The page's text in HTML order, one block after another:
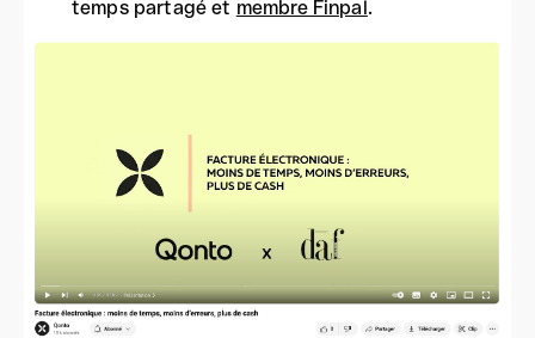
temps partagé et membre Finpal.